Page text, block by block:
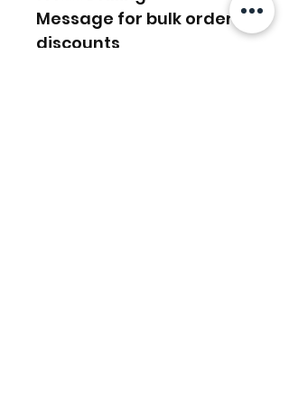
Message for bulk order
discounts